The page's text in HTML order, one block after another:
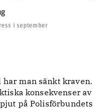
i september
har man sänkt kraven.
konsekvenser av
på Polisförbundets